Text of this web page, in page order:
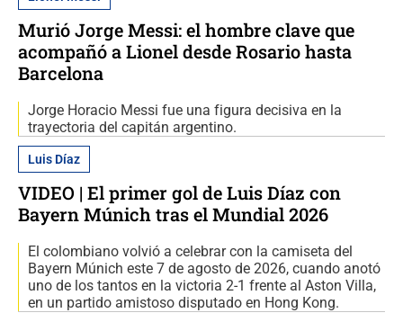
Murió Jorge Messi: el hombre clave que
acompañó a Lionel desde Rosario hasta
Barcelona
Jorge Horacio Messi fue una figura decisiva en la
trayectoria del capitán argentino.
Luis Díaz
VIDEO | El primer gol de Luis Díaz con
Bayern Múnich tras el Mundial 2026
El colombiano volvió a celebrar con la camiseta del
Bayern Múnich este 7 de agosto de 2026, cuando anotó
uno de los tantos en la victoria 2-1 frente al Aston Villa,
en un partido amistoso disputado en Hong Kong.